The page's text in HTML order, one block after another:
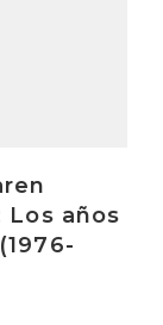
Los años